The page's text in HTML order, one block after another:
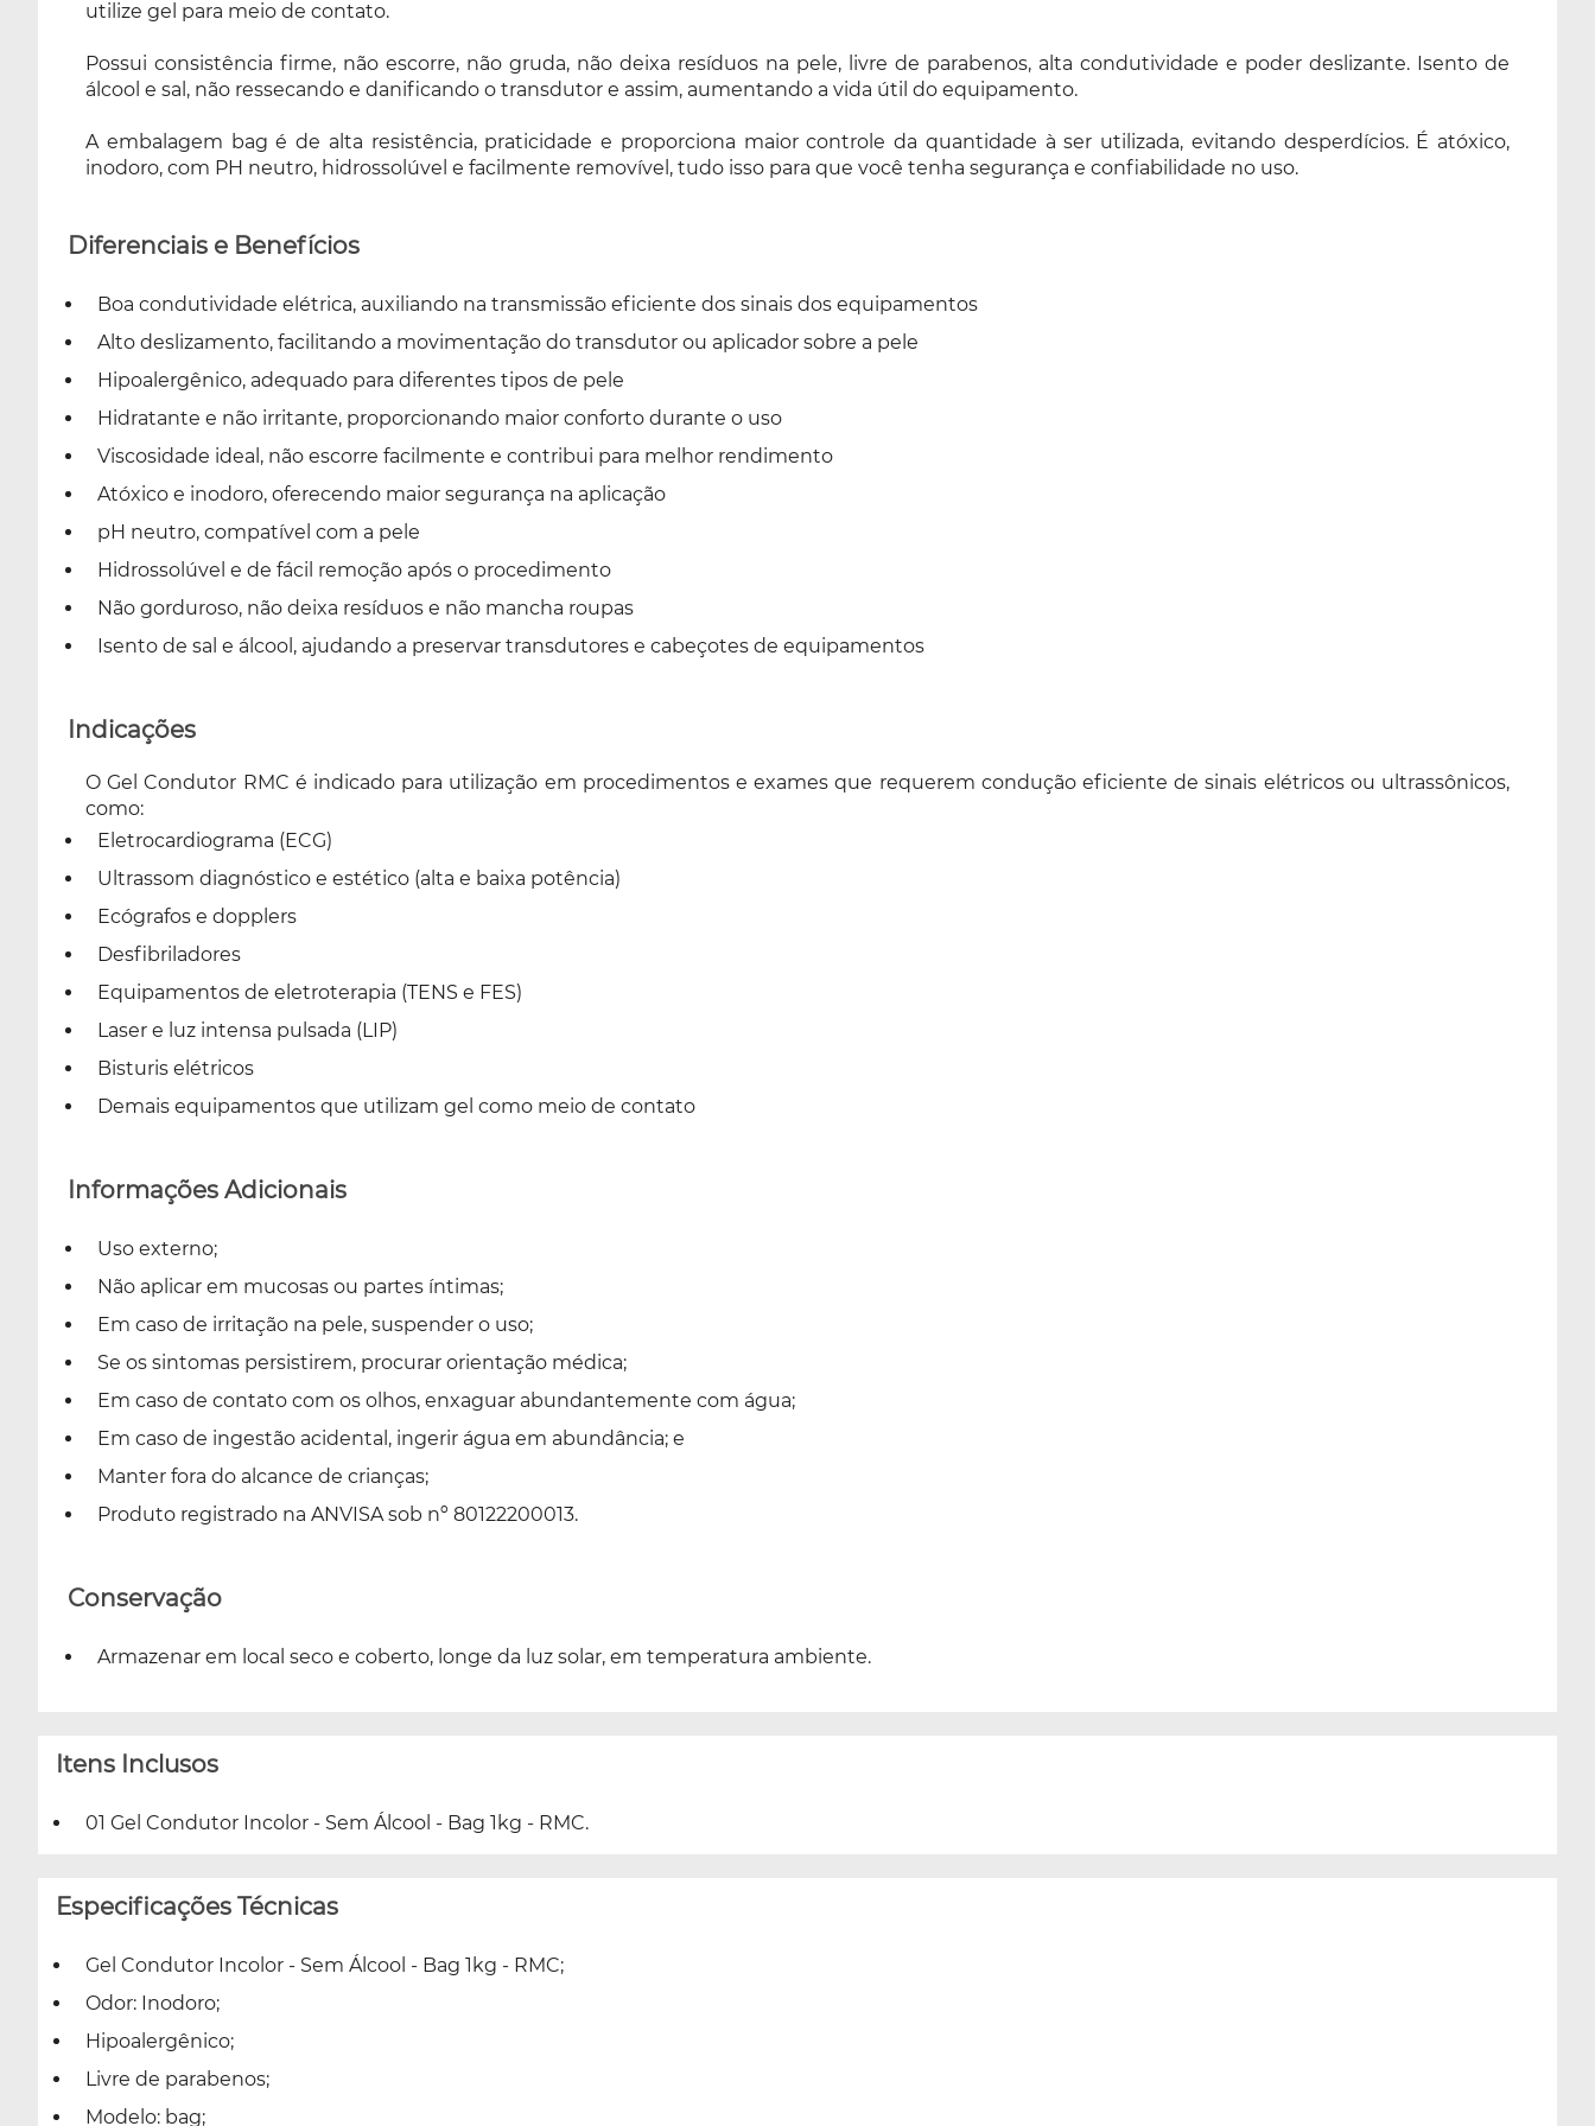
PH neutro, hidrossolúvel e facilmente
removível, tudo isso para que você tenha
segurança e confiabilidade no uso.
utilize gel para meio de contato.
Possui consistência firme, não escorre, não gruda, não deixa resíduos na pele, livre de parabenos, alta condutividade e poder deslizante. Isento de
álcool e sal, não ressecando e danificando o transdutor e assim, aumentando a vida útil do equipamento.
A embalagem bag é de alta resistência, praticidade e proporciona maior controle da quantidade à ser utilizada, evitando desperdícios. É atóxico,
inodoro, com PH neutro, hidrossolúvel e facilmente removível, tudo isso para que você tenha segurança e confiabilidade no uso.
Diferenciais e Benefícios
Boa condutividade elétrica, auxiliando na transmissão eficiente dos sinais dos equipamentos
Alto deslizamento, facilitando a movimentação do transdutor ou aplicador sobre a pele
Hipoalergênico, adequado para diferentes tipos de pele
Hidratante e não irritante, proporcionando maior conforto durante o uso
Viscosidade ideal, não escorre facilmente e contribui para melhor rendimento
Atóxico e inodoro, oferecendo maior segurança na aplicação
pH neutro, compatível com a pele
Hidrossolúvel e de fácil remoção após o procedimento
Não gorduroso, não deixa resíduos e não mancha roupas
Isento de sal e álcool, ajudando a preservar transdutores e cabeçotes de equipamentos
Indicações
O Gel Condutor RMC é indicado para utilização em procedimentos e exames que requerem condução eficiente de sinais elétricos ou ultrassônicos,
como:
Eletrocardiograma (ECG)
Ultrassom diagnóstico e estético (alta e baixa potência)
Ecógrafos e dopplers
Desfibriladores
Equipamentos de eletroterapia (TENS e FES)
Laser e luz intensa pulsada (LIP)
Bisturis elétricos
Demais equipamentos que utilizam gel como meio de contato
Informações Adicionais
Uso externo;
Não aplicar em mucosas ou partes íntimas;
Em caso de irritação na pele, suspender o uso;
Se os sintomas persistirem, procurar orientação médica;
Em caso de contato com os olhos, enxaguar abundantemente com água;
Em caso de ingestão acidental, ingerir água em abundância; e
Manter fora do alcance de crianças;
Produto registrado na ANVISA sob nº 80122200013.
Conservação
Armazenar em local seco e coberto, longe da luz solar, em temperatura ambiente.
Itens Inclusos
01 Gel Condutor Incolor - Sem Álcool - Bag 1kg - RMC.
Especificações Técnicas
Gel Condutor Incolor - Sem Álcool - Bag 1kg - RMC;
Odor: Inodoro;
Hipoalergênico;
Livre de parabenos;
Modelo: bag;